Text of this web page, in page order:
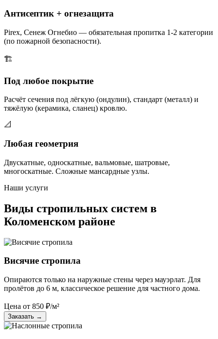
Антисептик + огнезащита
Pirex, Сенеж Огнебио — обязательная пропитка 1-2 категории
(по пожарной безопасности).
🏗️
Под любое покрытие
Расчёт сечения под лёгкую (ондулин), стандарт (металл) и
тяжёлую (керамика, сланец) кровлю.
📐
Любая геометрия
Двускатные, односкатные, вальмовые, шатровые,
многоскатные. Сложные мансардные узлы.
Наши услуги
Виды стропильных систем в
Коломенском районе
Висячие стропила
Опираются только на наружные стены через мауэрлат. Для
пролётов до 6 м, классическое решение для частного дома.
Цена от 850 ₽/м²
Заказать →